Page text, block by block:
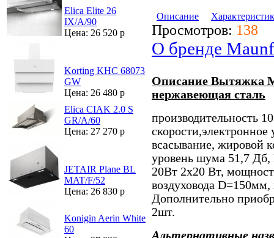
Elica Elite 26
IX/A/90
Цена: 26 520 р
Korting KHC 68073
GW
Цена: 26 480 р
Elica CIAK 2.0 S
GR/A/60
Цена: 27 270 р
JETAIR Plane BL
MAT/F/52
Цена: 26 830 р
Konigin Aerin White
60
Описание
Просмотров: 138
О бренде
Описание Вытяжка
нержавеющая сталь
производительность
всасывание, жировой
уровень шума 51,7
20Вт 2х20 Вт,
воздуховода D=150мм,
Дополнительно
2шт.
Альтернативные